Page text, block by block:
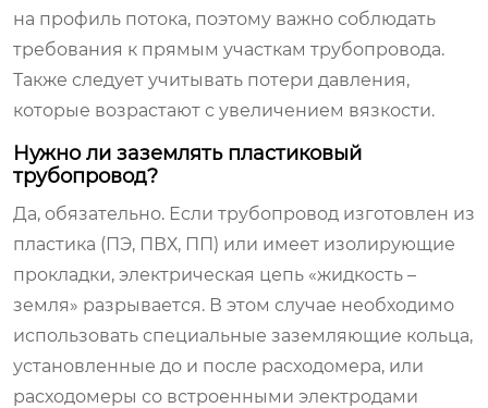
на профиль потока, поэтому важно соблюдать
требования к прямым участкам трубопровода.
Также следует учитывать потери давления,
которые возрастают с увеличением вязкости.
Нужно ли заземлять пластиковый
трубопровод?
Да, обязательно. Если трубопровод изготовлен из
пластика (ПЭ, ПВХ, ПП) или имеет изолирующие
прокладки, электрическая цепь «жидкость –
земля» разрывается. В этом случае необходимо
использовать специальные заземляющие кольца,
установленные до и после расходомера, или
расходомеры со встроенными электродами